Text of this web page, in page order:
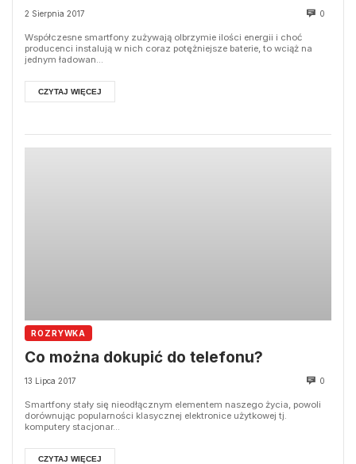
2 Sierpnia 2017 0
Współczesne smartfony zużywają olbrzymie ilości energii i choć
producenci instalują w nich coraz potężniejsze baterie, to wciąż na
jednym ładowan...
CZYTAJ WIĘCEJ
ROZRYWKA
Co można dokupić do telefonu?
13 Lipca 2017 0
Smartfony stały się nieodłącznym elementem naszego życia, powoli
dorównując popularności klasycznej elektronice użytkowej tj.
komputery stacjonar...
CZYTAJ WIĘCEJ